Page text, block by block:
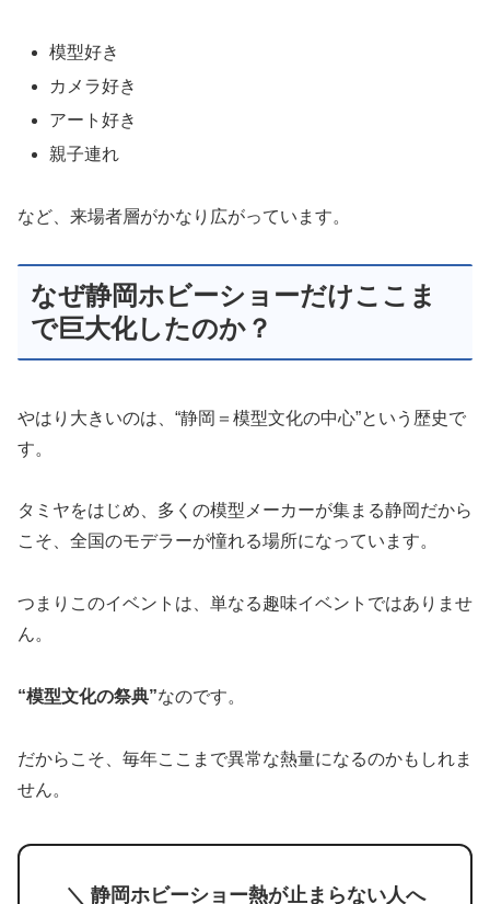
模型好き
カメラ好き
アート好き
親子連れ
など、来場者層がかなり広がっています。
なぜ静岡ホビーショーだけここま
で巨大化したのか？
やはり大きいのは、“静岡＝模型文化の中心”という歴史で
す。
タミヤをはじめ、多くの模型メーカーが集まる静岡だから
こそ、全国のモデラーが憧れる場所になっています。
つまりこのイベントは、単なる趣味イベントではありませ
ん。
“模型文化の祭典”なのです。
だからこそ、毎年ここまで異常な熱量になるのかもしれま
せん。
＼ 静岡ホビーショー熱が止まらない人へ